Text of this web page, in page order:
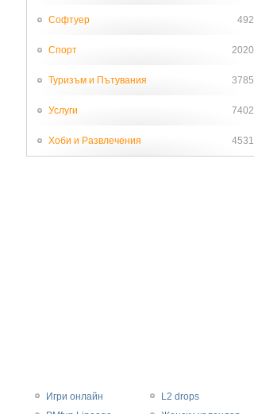
Софтуер 492
Спорт 2020
Туризъм и Пътувания 3785
Услуги 7402
Хоби и Развлечения 4531
Игри онлайн
L2 drops